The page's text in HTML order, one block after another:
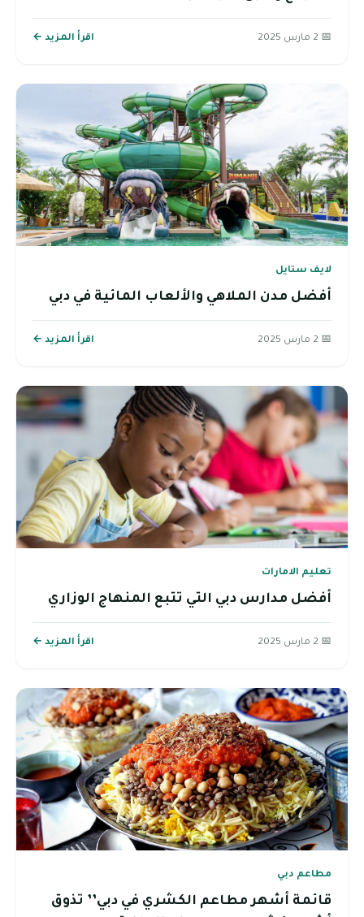
📅 2 مارس 2025 اقرأ المزيد ←
لايف ستايل
أفضل مدن الملاهي والألعاب المائية في دبي
📅 2 مارس 2025 اقرأ المزيد ←
تعليم الامارات
أفضل مدارس دبي التي تتبع المنهاج الوزاري
📅 2 مارس 2025 اقرأ المزيد ←
مطاعم دبي
قائمة أشهر مطاعم الكشري في دبي’’ تذوق